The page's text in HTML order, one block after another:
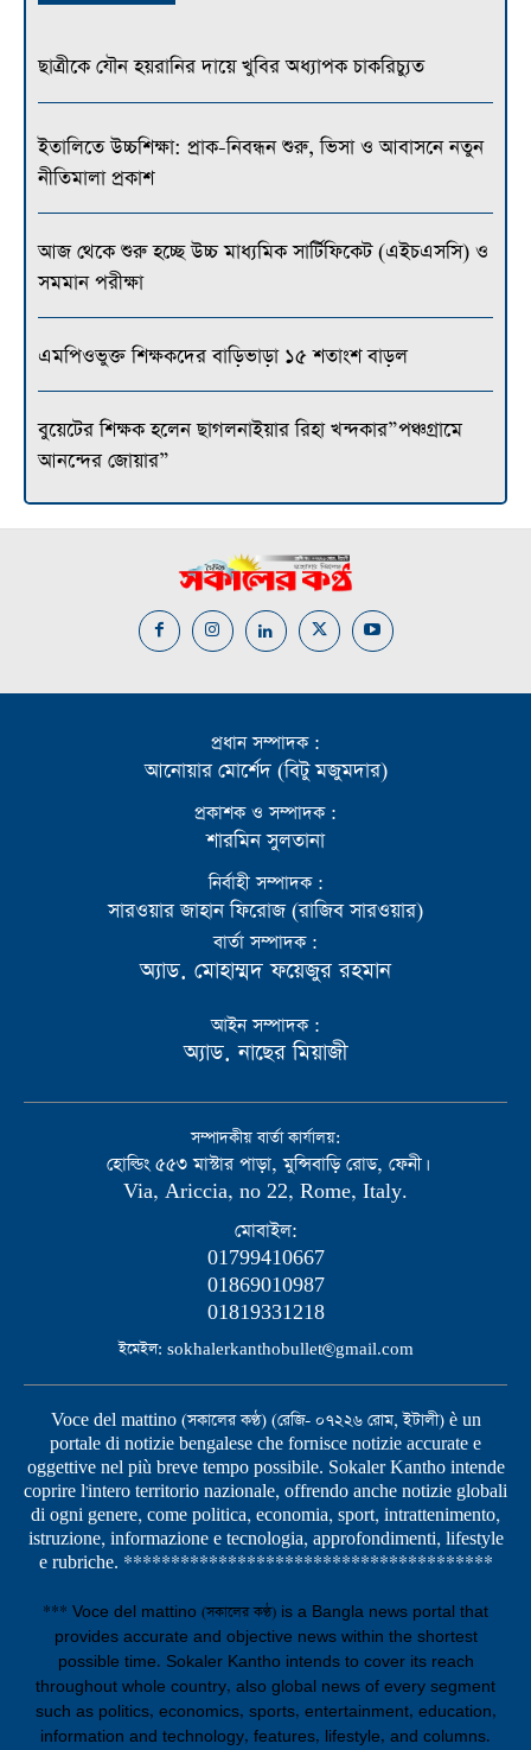
ছাত্রীকে যৌন হয়রানির দায়ে খুবির অধ্যাপক চাকরিচ্যুত
ইতালিতে উচ্চশিক্ষা: প্রাক-নিবন্ধন শুরু, ভিসা ও আবাসনে নতুন
নীতিমালা প্রকাশ
আজ থেকে শুরু হচ্ছে উচ্চ মাধ্যমিক সার্টিফিকেট (এইচএসসি) ও
সমমান পরীক্ষা
এমপিওভুক্ত শিক্ষকদের বাড়িভাড়া ১৫ শতাংশ বাড়ল
বুয়েটের শিক্ষক হলেন ছাগলনাইয়ার রিহা খন্দকার”পঞ্চগ্রামে
আনন্দের জোয়ার”
প্রধান সম্পাদক :
আনোয়ার মোর্শেদ (বিটু মজুমদার)
প্রকাশক ও সম্পাদক :
শারমিন সুলতানা
নির্বাহী সম্পাদক :
সারওয়ার জাহান ফিরোজ (রাজিব সারওয়ার)
বার্তা সম্পাদক :
অ্যাড. মোহাম্মদ ফয়েজুর রহমান
আইন সম্পাদক :
অ্যাড. নাছের মিয়াজী
সম্পাদকীয় বার্তা কার্যালয়:
হোল্ডিং ৫৫৩ মাস্টার পাড়া, মুন্সিবাড়ি রোড, ফেনী।
Via, Ariccia, no 22, Rome, Italy.
মোবাইল:
01799410667
01869010987
01819331218
ইমেইল: sokhalerkanthobullet@gmail.com
Voce del mattino (সকালের কণ্ঠ) (রেজি- ০৭২২৬ রোম, ইটালী) è un
portale di notizie bengalese che fornisce notizie accurate e
oggettive nel più breve tempo possibile. Sokaler Kantho intende
coprire l'intero territorio nazionale, offrendo anche notizie globali
di ogni genere, come politica, economia, sport, intrattenimento,
istruzione, informazione e tecnologia, approfondimenti, lifestyle
e rubriche. ***************************************
*** Voce del mattino (সকালের কণ্ঠ) is a Bangla news portal that
provides accurate and objective news within the shortest
possible time. Sokaler Kantho intends to cover its reach
throughout whole country, also global news of every segment
such as politics, economics, sports, entertainment, education,
information and technology, features, lifestyle, and columns.